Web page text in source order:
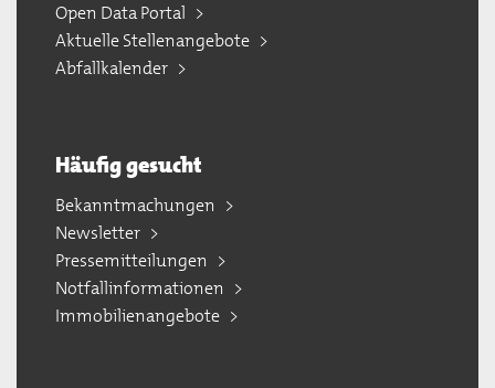
Open Data Portal
Aktuelle Stellenangebote
Abfallkalender
Häufig gesucht
Bekanntmachungen
Newsletter
Pressemitteilungen
Notfallinformationen
Immobilienangebote